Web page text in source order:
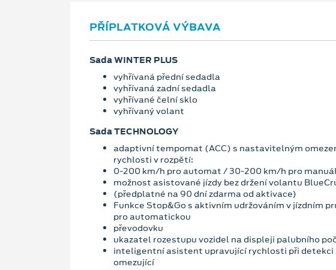
PŘÍPLATKOVÁ VÝBAVA
Sada WINTER PLUS
vyhřívaná přední sedadla
vyhřívaná zadní sedadla
vyhřívané čelní sklo
vyhřívaný volant
Sada TECHNOLOGY
adaptivní tempomat (ACC) s nastavitelným
rychlosti v rozpětí:
0-200 km/h pro automat / 30-200 km/h pro manuál
možnost asistované jízdy bez držení volantu
(předplatné na 90 dní zdarma od aktivace)
Funkce Stop&Go s aktivním udržováním v jízdním
pro automatickou
převodovku
ukazatel rozestupu vozidel na displeji palubního
inteligentní asistent upravující rychlosti při detekci
omezující